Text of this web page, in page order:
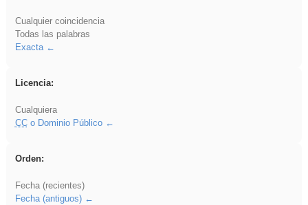
Cualquier coincidencia
Todas las palabras
Exacta
Licencia:
Cualquiera
CCo Dominio Público
Orden:
Fecha (recientes)
Fecha (antiguos)